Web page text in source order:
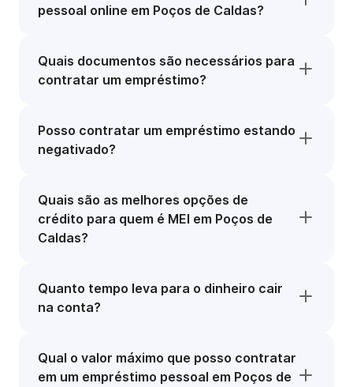
pessoal online em Poços de Caldas?
Quais documentos são necessários para
contratar um empréstimo?
Posso contratar um empréstimo estando
negativado?
Quais são as melhores opções de
crédito para quem é MEI em Poços de
Caldas?
Quanto tempo leva para o dinheiro cair
na conta?
Qual o valor máximo que posso contratar
em um empréstimo pessoal em Poços de